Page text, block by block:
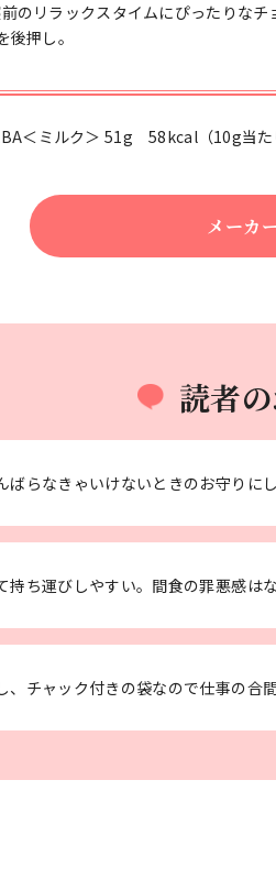
のリラックスタイムにぴったりな
押し。
＜ミルク＞ 51g 58kcal（10g当
メーカ
読者
ばらなきゃいけないときのお守りにし
持ち運びしやすい。間食の罪悪感は
、チャック付きの袋なので仕事の合